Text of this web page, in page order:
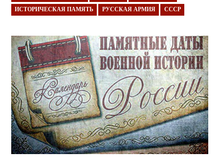
ИСТОРИЧЕСКАЯ ПАМЯТЬ РУССКАЯ АРМИЯ СССР